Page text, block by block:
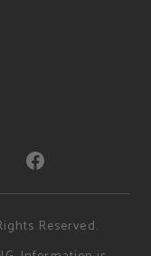
Reserved.